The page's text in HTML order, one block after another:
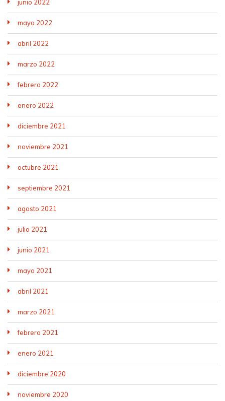
junio 2022
mayo 2022
abril 2022
marzo 2022
febrero 2022
enero 2022
diciembre 2021
noviembre 2021
octubre 2021
septiembre 2021
agosto 2021
julio 2021
junio 2021
mayo 2021
abril 2021
marzo 2021
febrero 2021
enero 2021
diciembre 2020
noviembre 2020